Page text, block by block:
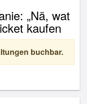
„Nä, wat
kaufen
buchbar.